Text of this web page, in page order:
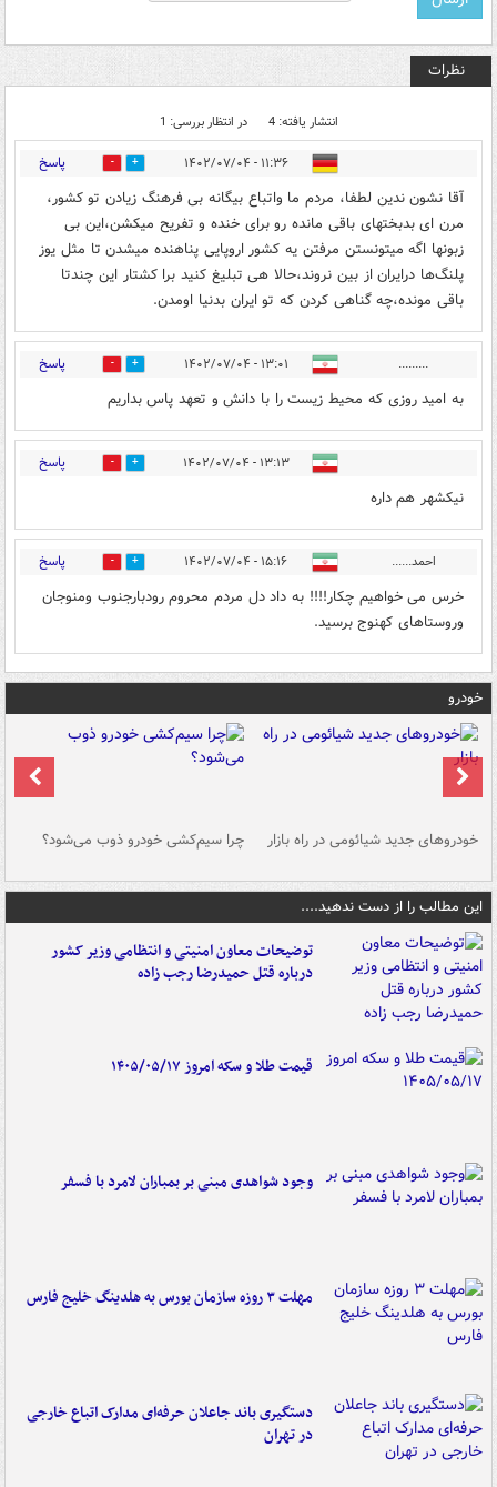
نظرات
انتشار یافته: 4 در انتظار بررسی: 1
۱۱:۳۶ - ۱۴۰۲/۰۷/۰۴ 3 پاسخ
آقا نشون ندین لطفا، مردم ما واتباع بیگانه بی فرهنگ زیادن تو کشور،
مرن ای بدبختهای باقی مانده رو برای خنده و تفریح میکشن،این بی
زبونها اگه میتونستن مرفتن یه کشور اروپایی پناهنده میشدن تا مثل یوز
پلنگ‌ها درایران از بین نروند،حالا هی تبلیغ کنید برا کشتار این چندتا
باقی مونده،چه گناهی کردن که تو ایران بدنیا اومدن.
......... ۱۳:۰۱ - ۱۴۰۲/۰۷/۰۴ 1 پاسخ
به امید روزی که محیط زیست را با دانش و تعهد پاس بداریم
۱۳:۱۳ - ۱۴۰۲/۰۷/۰۴ 0 پاسخ
نیکشهر هم داره
احمد...... ۱۵:۱۶ - ۱۴۰۲/۰۷/۰۴ 0 پاسخ
خرس می خواهیم چکار!!!! به داد دل مردم محروم رودبارجنوب ومنوجان
وروستاهای کهنوج برسید.
خودرو
خودروهای جدید شیائومی در راه بازار چرا سیم‌کشی خودرو ذوب می‌شود؟
این مطالب را از دست ندهید....
توضیحات معاون امنیتی و انتظامی وزیر کشور
درباره قتل حمیدرضا رجب زاده
قیمت طلا و سکه امروز ۱۴۰۵/۰۵/۱۷
وجود شواهدی مبنی بر بمباران لامرد با فسفر
مهلت ۳ روزه سازمان بورس به هلدینگ خلیج فارس
دستگیری باند جاعلان حرفه‌ای مدارک اتباع خارجی
در تهران